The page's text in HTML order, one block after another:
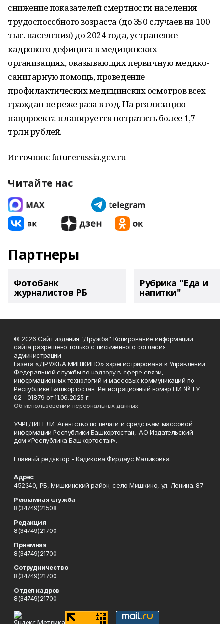
снижение показателей смертности населения
трудоспособного возраста (до 350 случаев на 100
тыс. населения) до 2024 года, устранение
кадрового дефицита в медицинских
организациях, оказывающих первичную медико-
санитарную помощь, проведение
профилактических медицинских осмотров всех
граждан не реже раза в год. На реализацию
нацпроекта планируется потратить более 1,7
трлн рублей.
Источник: futurerussia.gov.ru
Читайте нас
Партнеры
Фотобанк
журналистов РБ
Рубрика "Еда и
напитки"
© 2026 Сайт издания "Дружба". Копирование информации
сайта разрешено только с письменного согласия
администрации
Газета «ДРУЖБА МИШКИНО» зарегистрирована в Управлении
Федеральной службы по надзору в сфере связи,
информационных технологий и массовых коммуникаций по
Республике Башкортостан. Регистрационный номер ПИ № ТУ
02 - 01879 от 11.06.2025 г.
Об использовании персональных данных
УЧРЕДИТЕЛИ: Агентство по печати и средствам массовой
информации Республики Башкортостан, АО Издательский
дом «Республика Башкортостан».
Главный редактор - Кадикова Фирдаус Маликовна.
Адрес
452340, РБ, Мишкинский район, село Мишкино, ул. Ленина, 87
Рекламная служба
8(34749)21508
Редакция
8(34749)21700
Приемная
8(34749)21700
Сотрудничество
8(34749)21700
Отдел кадров
8(34749)21700